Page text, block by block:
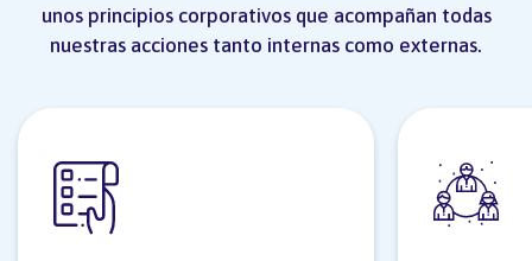
unos principios corporativos que acompañan todas
nuestras acciones tanto internas como externas.